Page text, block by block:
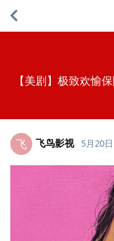
【美剧】极致欢愉
飞 飞鸟影视 5月20日